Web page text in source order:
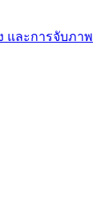
และการจับภาพ